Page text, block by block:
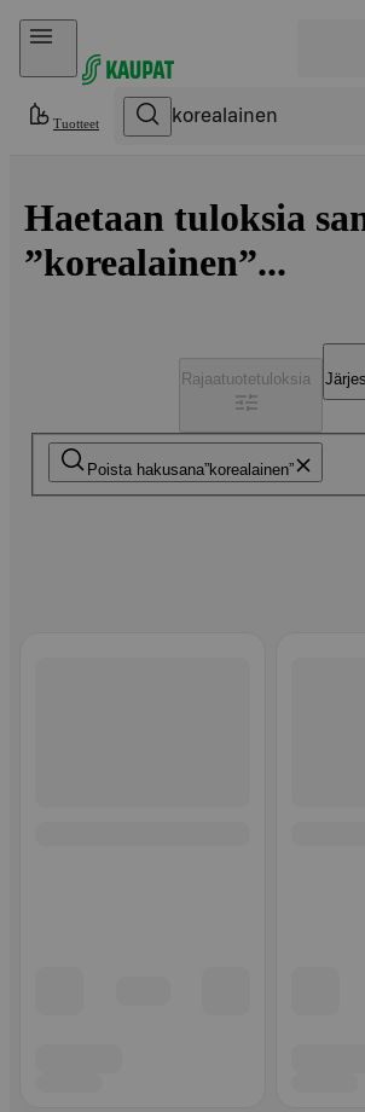
Hyppää sisältöön
Tuotteet
Haetaan tuloksia
”korealainen”...
Poista hakusana korealainen
Rajaatuotetuloksia